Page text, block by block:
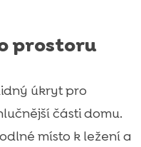
prostoru
úkryt pro
části domu.
místo k ležení a